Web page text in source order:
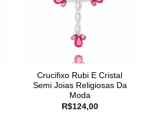
Crucifixo Rubi E Cristal
Semi Joias Religiosas Da
Moda
R$124,00